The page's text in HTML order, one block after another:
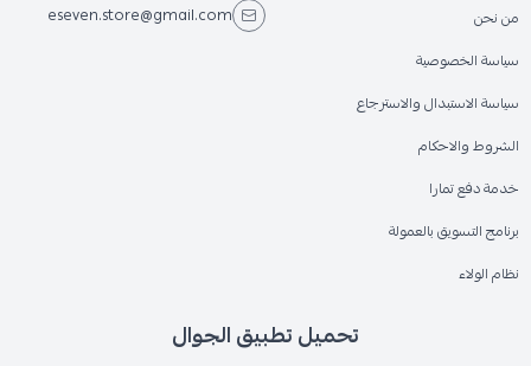
من نحن
سياسة الخصوصية
سياسة الاستبدال والاسترجاع
الشروط والاحكام
خدمة دفع تمارا
برنامج التسويق بالعمولة
نظام الولاء
eseven.store@gmail.com
تحميل تطبيق الجوال